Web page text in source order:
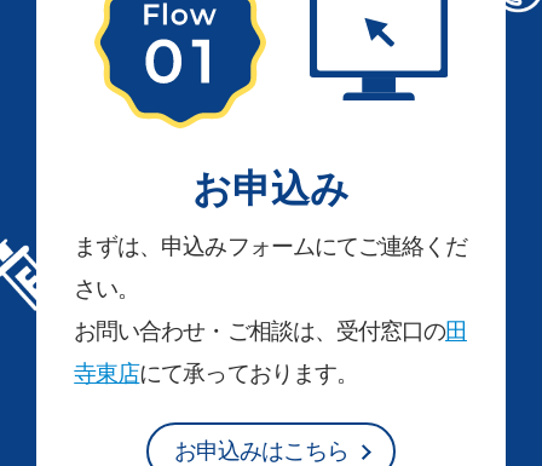
お申込み
まずは、申込みフォームにてご連絡くだ
さい。
お問い合わせ・ご相談は、受付窓口の田
寺東店にて承っております。
お申込みはこちら